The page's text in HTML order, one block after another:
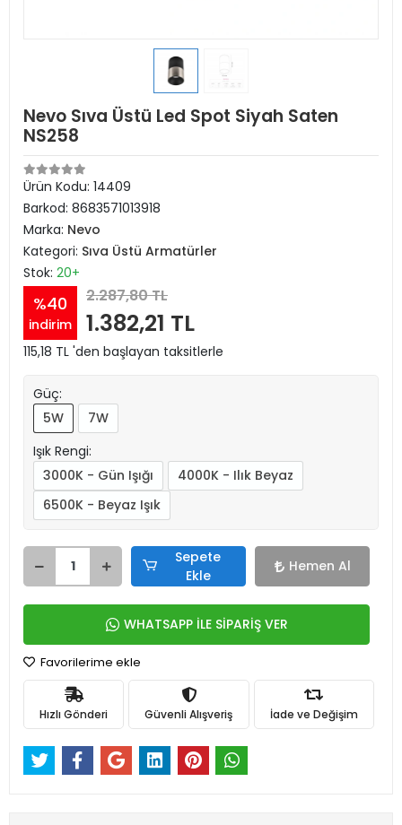
Nevo Sıva Üstü Led Spot Siyah Saten
NS258
Ürün Kodu: 14409
Barkod: 8683571013918
Marka: Nevo
Kategori: Sıva Üstü Armatürler
Stok: 20+
%40
indirim
2.287,80 TL
1.382,21 TL
115,18 TL 'den başlayan taksitlerle
Güç:
5W
7W
Işık Rengi:
3000K - Gün Işığı
4000K - Ilık Beyaz
6500K - Beyaz Işık
Sepete
Ekle
Hemen Al
WHATSAPP İLE SİPARİŞ VER
Favorilerime ekle
Hızlı Gönderi Güvenli Alışveriş İade ve Değişim